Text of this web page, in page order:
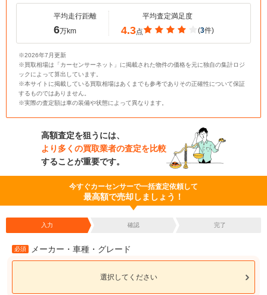
平均走行距離
6万km
平均査定満足度
4.3点 (3件)
※2026年7月更新
※買取相場は「カーセンサーネット」に掲載された物件の価格を元に独自の集計ロジ
ックによって算出しています。
※本サイトに掲載している買取相場はあくまでも参考でありその正確性について保証
するものではありません。
※実際の査定額は車の装備や状態によって異なります。
高額査定を狙うには、
より多くの買取業者の査定を比較
することが重要です。
今すぐカーセンサーで一括査定依頼して
最高額で売却しましょう！
入力 確認 完了
必須 メーカー・車種・グレード
選択してください